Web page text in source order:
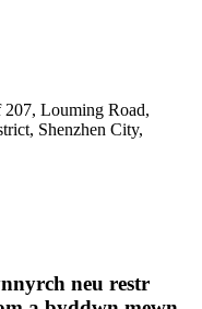
Louming Road,
Shenzhen City,
neu restr